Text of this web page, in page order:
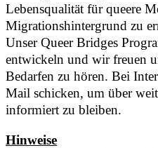
Lebensqualität für queere
Migrationshintergrund zu
Unser Queer Bridges
entwickeln und wir freuen
Bedarfen zu hören. Bei
Mail schicken, um über
informiert zu bleiben.
Hinweise